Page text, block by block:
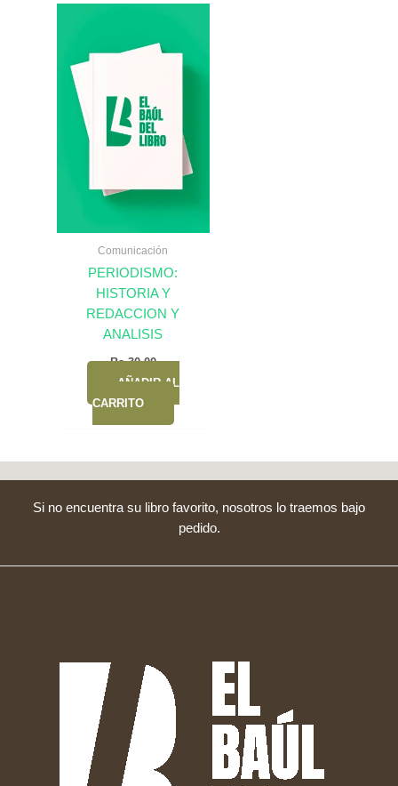
Comunicación
PERIODISMO:
HISTORIA Y
REDACCION Y
ANALISIS
Bs.30,00
AÑADIR AL
CARRITO
Si no encuentra su libro favorito, nosotros lo traemos bajo
pedido.